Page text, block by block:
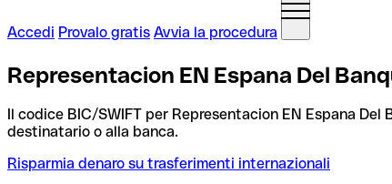
Accedi Provalo gratis Avvia la procedura
Representacion EN Espana Del
Il codice BIC/SWIFT per Representacion EN Espana Del
destinatario o alla banca.
Risparmia denaro su trasferimenti internazionali